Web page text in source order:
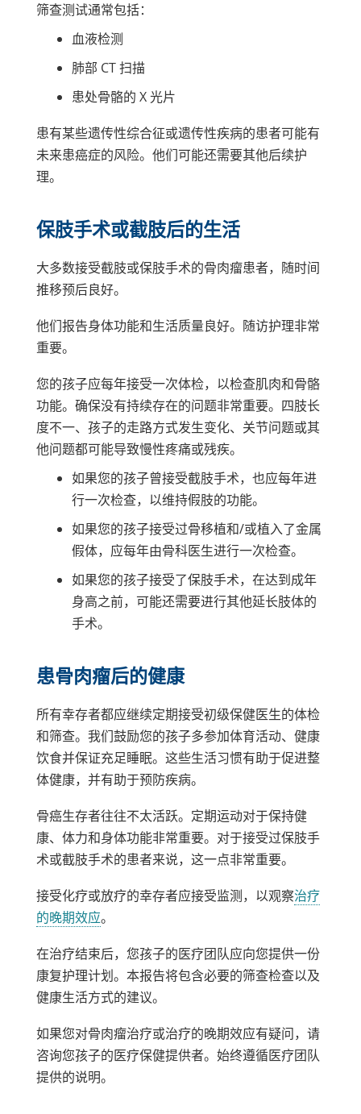
筛查测试通常包括：
血液检测
肺部 CT 扫描
患处骨骼的 X 光片
患有某些遗传性综合征或遗传性疾病的患者可能有
未来患癌症的风险。他们可能还需要其他后续护
理。
保肢手术或截肢后的生活
大多数接受截肢或保肢手术的骨肉瘤患者，随时间
推移预后良好。
他们报告身体功能和生活质量良好。随访护理非常
重要。
您的孩子应每年接受一次体检，以检查肌肉和骨骼
功能。确保没有持续存在的问题非常重要。四肢长
度不一、孩子的走路方式发生变化、关节问题或其
他问题都可能导致慢性疼痛或残疾。
如果您的孩子曾接受截肢手术，也应每年进
行一次检查，以维持假肢的功能。
如果您的孩子接受过骨移植和/或植入了金属
假体，应每年由骨科医生进行一次检查。
如果您的孩子接受了保肢手术，在达到成年
身高之前，可能还需要进行其他延长肢体的
手术。
患骨肉瘤后的健康
所有幸存者都应继续定期接受初级保健医生的体检
和筛查。我们鼓励您的孩子多参加体育活动、健康
饮食并保证充足睡眠。这些生活习惯有助于促进整
体健康，并有助于预防疾病。
骨癌生存者往往不太活跃。定期运动对于保持健
康、体力和身体功能非常重要。对于接受过保肢手
术或截肢手术的患者来说，这一点非常重要。
接受化疗或放疗的幸存者应接受监测，以观察治疗
的晚期效应。
在治疗结束后，您孩子的医疗团队应向您提供一份
康复护理计划。本报告将包含必要的筛查检查以及
健康生活方式的建议。
如果您对骨肉瘤治疗或治疗的晚期效应有疑问，请
咨询您孩子的医疗保健提供者。始终遵循医疗团队
提供的说明。